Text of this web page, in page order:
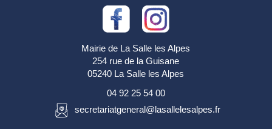
Mairie de La Salle les Alpes
254 rue de la Guisane
05240 La Salle les Alpes
04 92 25 54 00
secretariatgeneral@lasallelesalpes.fr